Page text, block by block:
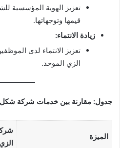
تعزيز الهوية المؤسسية
قيمها وتوجهاتها.
زيادة الانتماء:
تعزيز الانتماء لدى
الزي الموحد.
جدول: مقارنة بين خدمات شركة شكل
الميزة
الزي